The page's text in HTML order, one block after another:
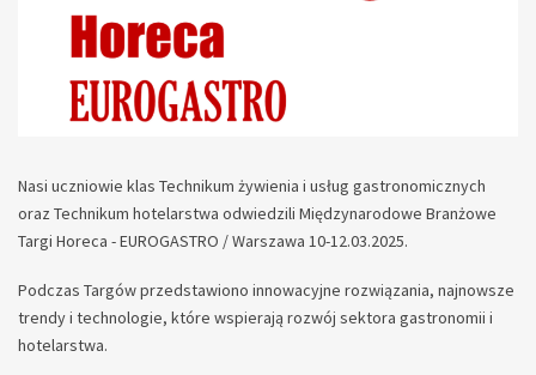
Nasi uczniowie klas Technikum żywienia i usług gastronomicznych
oraz Technikum hotelarstwa odwiedzili Międzynarodowe Branżowe
Targi Horeca - EUROGASTRO / Warszawa 10-12.03.2025.
Podczas Targów przedstawiono innowacyjne rozwiązania, najnowsze
trendy i technologie, które wspierają rozwój sektora gastronomii i
hotelarstwa.